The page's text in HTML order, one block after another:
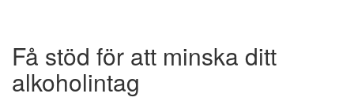
Få stöd för att minska ditt
alkoholintag